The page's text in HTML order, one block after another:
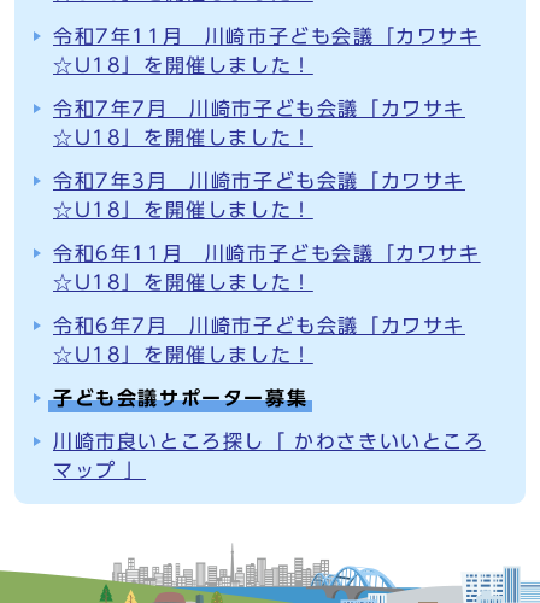
令和7年11月 川崎市子ども会議「カワサキ
☆U18」を開催しました！
令和7年7月 川崎市子ども会議「カワサキ
☆U18」を開催しました！
令和7年3月 川崎市子ども会議「カワサキ
☆U18」を開催しました！
令和6年11月 川崎市子ども会議「カワサキ
☆U18」を開催しました！
令和6年7月 川崎市子ども会議「カワサキ
☆U18」を開催しました！
子ども会議サポーター募集
川崎市良いところ探し「 かわさきいいところ
マップ 」